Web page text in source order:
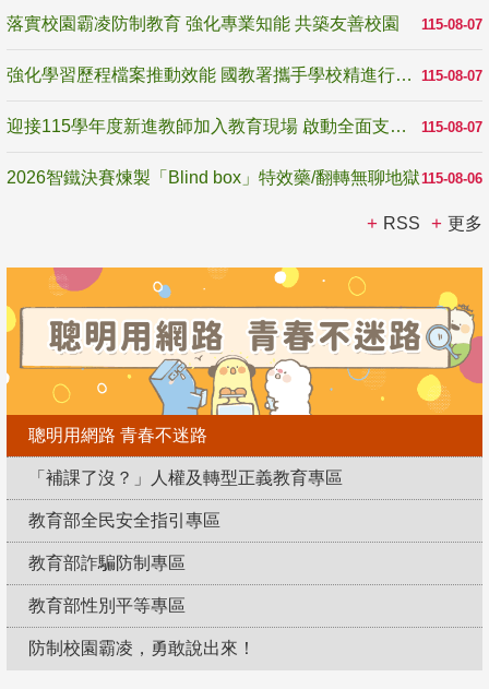
115-08-07
落實校園霸凌防制教育 強化專業知能 共築友善校園
115-08-07
強化學習歷程檔案推動效能 國教署攜手學校精進行政與教學支持
115-08-07
迎接115學年度新進教師加入教育現場 啟動全面支持陪伴
115-08-06
2026智鐵決賽煉製「Blind box」特效藥/翻轉無聊地獄
RSS 更多
聰明用網路 青春不迷路
「補課了沒？」人權及轉型正義教育專區
教育部全民安全指引專區
教育部詐騙防制專區
教育部性別平等專區
防制校園霸凌，勇敢說出來！